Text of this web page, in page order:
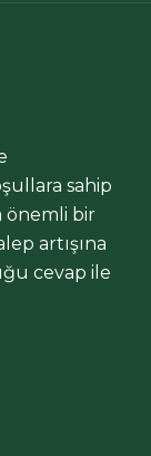
sahip
önemli bir
artışına
cevap ile